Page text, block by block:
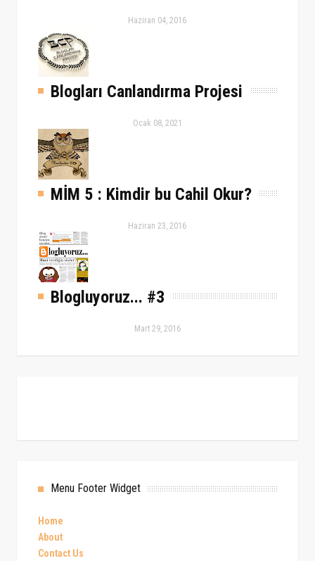
Haziran 04, 2016
Blogları Canlandırma Projesi
Ocak 08, 2021
MİM 5 : Kimdir bu Cahil Okur?
Haziran 23, 2016
Blogluyoruz... #3
Mart 29, 2016
Menu Footer Widget
Home
About
Contact Us